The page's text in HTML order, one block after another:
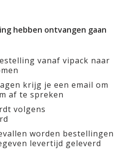
hebben ontvangen gaan
vanaf vipack naar
krijg je een email om
af te spreken
volgens
worden bestellingen
levertijd geleverd